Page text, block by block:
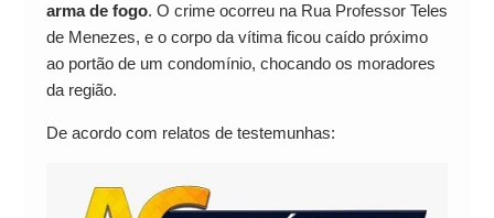
arma de fogo. O crime ocorreu na Rua Professor Teles
de Menezes, e o corpo da vítima ficou caído próximo
ao portão de um condomínio, chocando os moradores
da região.
De acordo com relatos de testemunhas: